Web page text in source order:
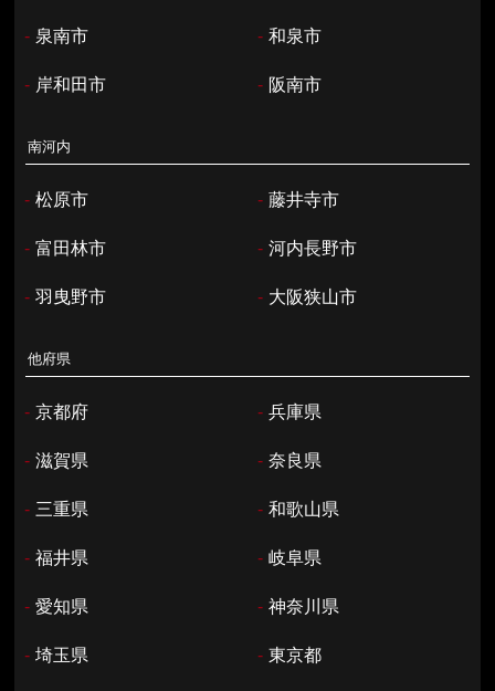
- 泉南市 - 和泉市
- 岸和田市 - 阪南市
南河内
- 松原市 - 藤井寺市
- 富田林市 - 河内長野市
- 羽曳野市 - 大阪狭山市
他府県
- 京都府 - 兵庫県
- 滋賀県 - 奈良県
- 三重県 - 和歌山県
- 福井県 - 岐阜県
- 愛知県 - 神奈川県
- 埼玉県 - 東京都